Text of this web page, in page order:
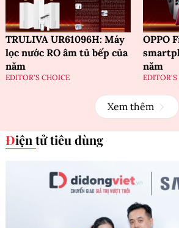
TRULIVA UR61096H: Máy
lọc nước RO âm tủ bếp của
năm
EDITOR'S CHOICE
OPPO
năm
EDITOR'S
Xem thêm
Điện tử tiêu dùng